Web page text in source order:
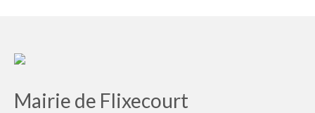
Mairie de Flixecourt